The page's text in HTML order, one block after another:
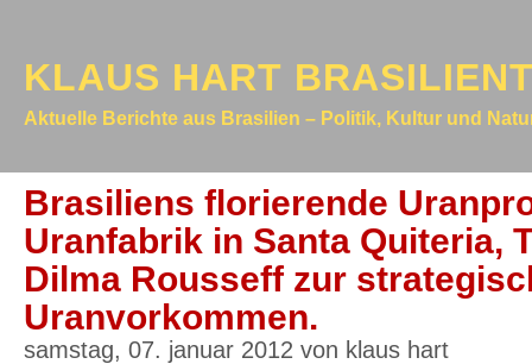
KLAUS HART
Aktuelle Berichte aus Brasilien – Politik, Kultur und
Brasiliens florierende
Uranfabrik in Santa Quiteria,
Dilma Rousseff zur
Uranvorkommen.
samstag, 07. januar 2012 von klaus hart